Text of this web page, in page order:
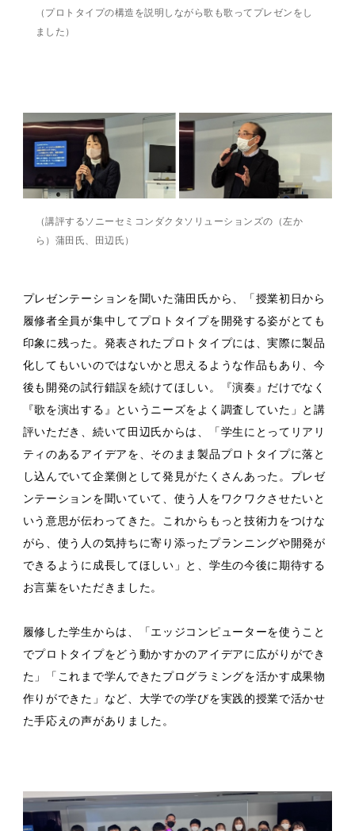
（プロトタイプの構造を説明しながら歌も歌ってプレゼンをし
ました）
（講評するソニーセミコンダクタソリューションズの（左か
ら）蒲田氏、田辺氏）
プレゼンテーションを聞いた蒲田氏から、「授業初日から
履修者全員が集中してプロトタイプを開発する姿がとても
印象に残った。発表されたプロトタイプには、実際に製品
化してもいいのではないかと思えるような作品もあり、今
後も開発の試行錯誤を続けてほしい。『演奏』だけでなく
『歌を演出する』というニーズをよく調査していた」と講
評いただき、続いて田辺氏からは、「学生にとってリアリ
ティのあるアイデアを、そのまま製品プロトタイプに落と
し込んでいて企業側として発見がたくさんあった。プレゼ
ンテーションを聞いていて、使う人をワクワクさせたいと
いう意思が伝わってきた。これからもっと技術力をつけな
がら、使う人の気持ちに寄り添ったプランニングや開発が
できるように成長してほしい」と、学生の今後に期待する
お言葉をいただきました。
履修した学生からは、「エッジコンピューターを使うこと
でプロトタイプをどう動かすかのアイデアに広がりができ
た」「これまで学んできたプログラミングを活かす成果物
作りができた」など、大学での学びを実践的授業で活かせ
た手応えの声がありました。